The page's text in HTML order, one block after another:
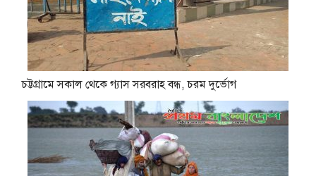
চট্টগ্রামে সকাল থেকে গ্যাস সরবরাহ বন্ধ, চরম দুর্ভোগ